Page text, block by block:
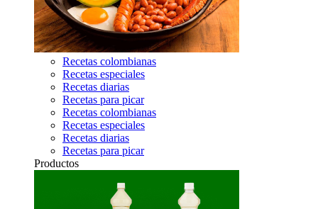
Recetas colombianas
Recetas especiales
Recetas diarias
Recetas para picar
Recetas colombianas
Recetas especiales
Recetas diarias
Recetas para picar
Productos